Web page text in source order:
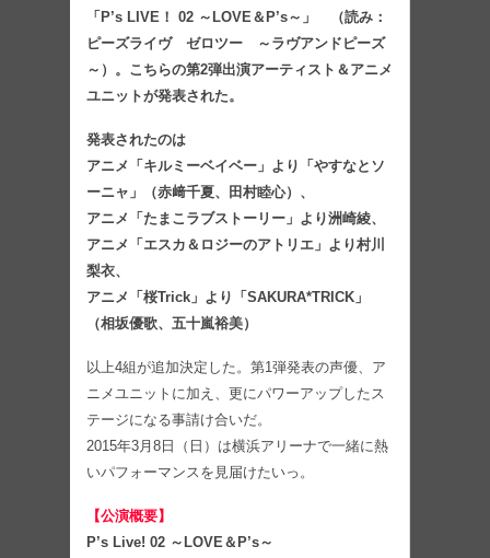
「P’s LIVE！ 02 ～LOVE＆P’s～」 （読み：
ピーズライヴ ゼロツー ～ラヴアンドピーズ
～）。こちらの第2弾出演アーティスト＆アニメ
ユニットが発表された。
発表されたのは
アニメ「キルミーベイベー」より「やすなとソ
ーニャ」（赤﨑千夏、田村睦心）、
アニメ「たまこラブストーリー」より洲崎綾、
アニメ「エスカ＆ロジーのアトリエ」より村川
梨衣、
アニメ「桜Trick」より「SAKURA*TRICK」
（相坂優歌、五十嵐裕美）
以上4組が追加決定した。第1弾発表の声優、ア
ニメユニットに加え、更にパワーアップしたス
テージになる事請け合いだ。
2015年3月8日（日）は横浜アリーナで一緒に熱
いパフォーマンスを見届けたいっ。
【公演概要】
P’s Live! 02 ～LOVE＆P’s～